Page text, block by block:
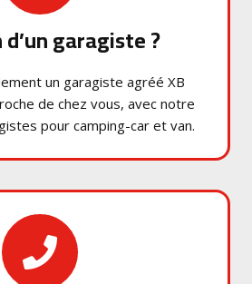
garagiste ?
un garagiste agréé XB
de chez vous, avec notre
pour camping-car et van.